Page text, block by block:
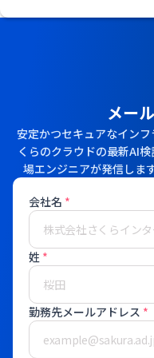
メー
安定かつセキュアなイン
くらのクラウドの最新AI
場エンジニアが発信しま
会社名 *
姓 *
勤務先メールアドレス *